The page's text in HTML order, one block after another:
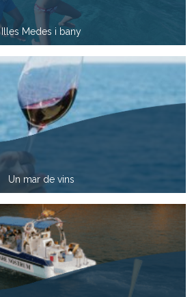
Illes Medes i bany
Un mar de vins